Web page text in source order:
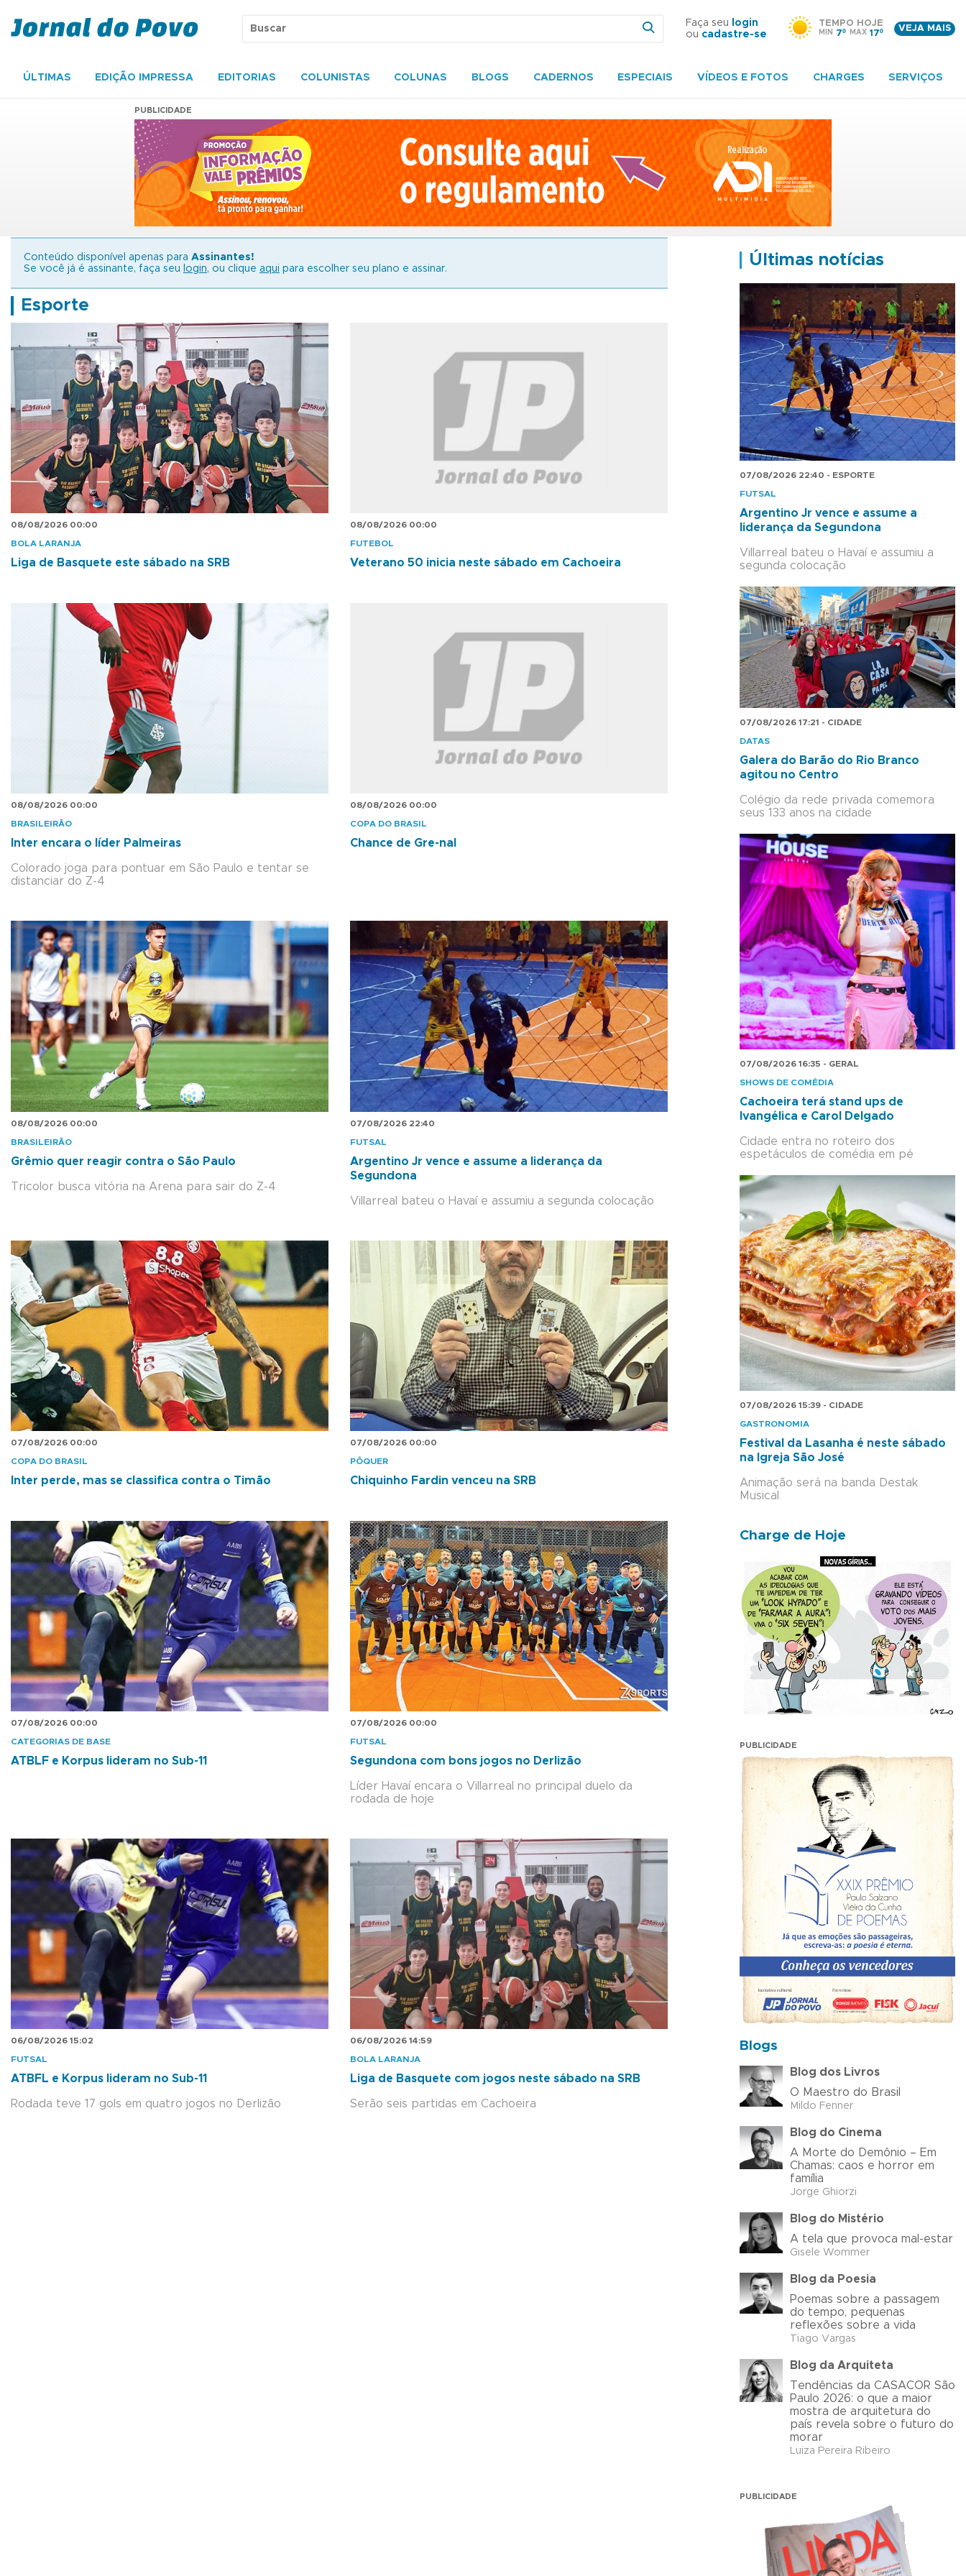
Faça seu
login
ou cadastre-se
TEMPO HOJE
MIN 7º MAX 17º
VEJA MAIS
ÚLTIMAS EDIÇÃO IMPRESSA EDITORIAS COLUNISTAS COLUNAS BLOGS CADERNOS ESPECIAIS VÍDEOS E FOTOS CHARGES SERVIÇOS
PUBLICIDADE
Conteúdo disponível apenas para Assinantes!
Se você já é assinante, faça seu
login, ou clique aqui para escolher seu plano e assinar.
Esporte
08/08/2026 00:00
BOLA LARANJA
Liga de Basquete este sábado na SRB
08/08/2026 00:00
FUTEBOL
Veterano 50 inicia neste sábado em Cachoeira
08/08/2026 00:00
BRASILEIRÃO
Inter encara o líder Palmeiras
Colorado joga para pontuar em São Paulo e tentar se
distanciar do Z-4
08/08/2026 00:00
COPA DO BRASIL
Chance de Gre-nal
08/08/2026 00:00
BRASILEIRÃO
Grêmio quer reagir contra o São Paulo
Tricolor busca vitória na Arena para sair do Z-4
07/08/2026 22:40
FUTSAL
Argentino Jr vence e assume a liderança da
Segundona
Villarreal bateu o Havaí e assumiu a segunda colocação
07/08/2026 00:00
COPA DO BRASIL
Inter perde, mas se classifica contra o Timão
07/08/2026 00:00
PÔQUER
Chiquinho Fardin venceu na SRB
07/08/2026 00:00
CATEGORIAS DE BASE
ATBLF e Korpus lideram no Sub-11
07/08/2026 00:00
FUTSAL
Segundona com bons jogos no Derlizão
Líder Havaí encara o Villarreal no principal duelo da
rodada de hoje
06/08/2026 15:02
FUTSAL
ATBFL e Korpus lideram no Sub-11
Rodada teve 17 gols em quatro jogos no Derlizão
06/08/2026 14:59
BOLA LARANJA
Liga de Basquete com jogos neste sábado na SRB
Serão seis partidas em Cachoeira
Últimas notícias
07/08/2026 22:40 - ESPORTE
FUTSAL
Argentino Jr vence e assume a
liderança da Segundona
Villarreal bateu o Havaí e assumiu a
segunda colocação
07/08/2026 17:21 - CIDADE
DATAS
Galera do Barão do Rio Branco
agitou no Centro
Colégio da rede privada comemora
seus 133 anos na cidade
07/08/2026 16:35 - GERAL
SHOWS DE COMÉDIA
Cachoeira terá stand ups de
Ivangélica e Carol Delgado
Cidade entra no roteiro dos
espetáculos de comédia em pé
07/08/2026 15:39 - CIDADE
GASTRONOMIA
Festival da Lasanha é neste sábado
na Igreja São José
Animação será na banda Destak
Musical
Charge de Hoje
PUBLICIDADE
Blogs
Blog dos Livros
O Maestro do Brasil
Mildo Fenner
Blog do Cinema
A Morte do Demônio – Em
Chamas: caos e horror em
família
Jorge Ghiorzi
Blog do Mistério
A tela que provoca mal-estar
Gisele Wommer
Blog da Poesia
Poemas sobre a passagem
do tempo, pequenas
reflexões sobre a vida
Tiago Vargas
Blog da Arquiteta
Tendências da CASACOR São
Paulo 2026: o que a maior
mostra de arquitetura do
país revela sobre o futuro do
morar
Luiza Pereira Ribeiro
PUBLICIDADE